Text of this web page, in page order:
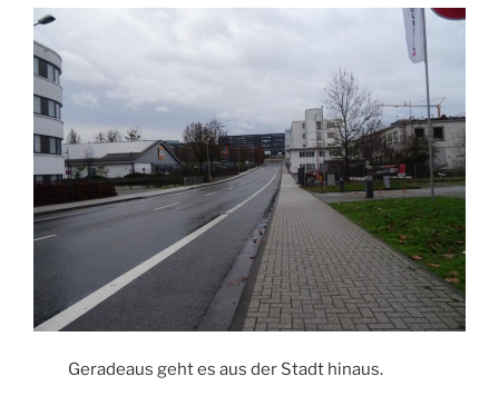
Geradeaus geht es aus der Stadt hinaus.